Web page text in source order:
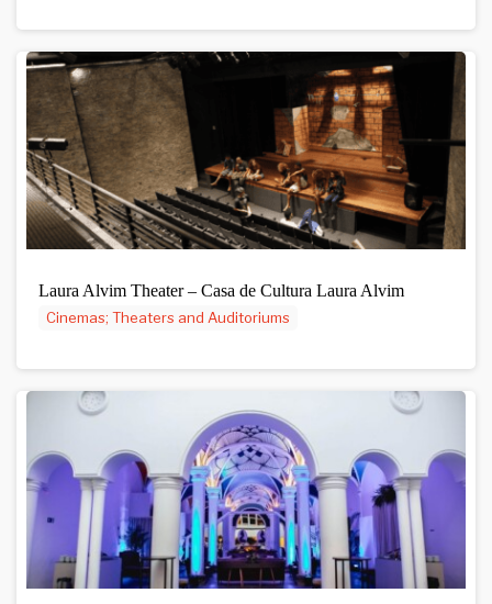
Laura Alvim Theater – Casa de Cultura Laura Alvim
Cinemas; Theaters and Auditoriums